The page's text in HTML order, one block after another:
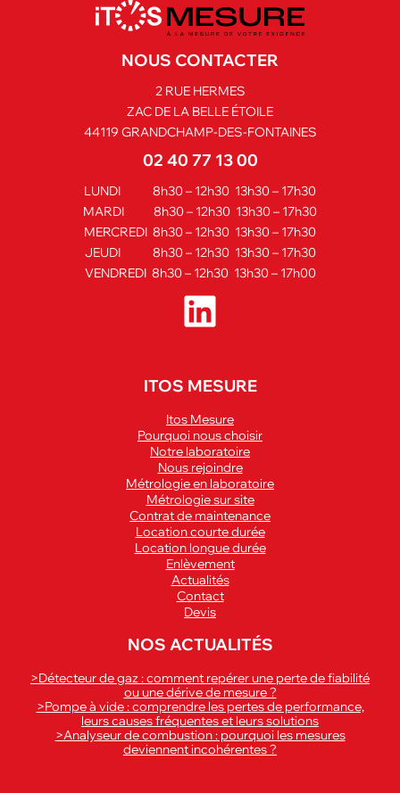
NOUS CONTACTER
2 RUE HERMES
ZAC DE LA BELLE ÉTOILE
44119 GRANDCHAMP-DES-FONTAINES
02 40 77 13 00
LUNDI 8h30 – 12h30 13h30 – 17h30
MARDI 8h30 – 12h30 13h30 – 17h30
MERCREDI 8h30 – 12h30 13h30 – 17h30
JEUDI 8h30 – 12h30 13h30 – 17h30
VENDREDI 8h30 – 12h30 13h30 – 17h00
ITOS MESURE
Itos Mesure
Pourquoi nous choisir
Notre laboratoire
Nous rejoindre
Métrologie en laboratoire
Métrologie sur site
Contrat de maintenance
Location courte durée
Location longue durée
Enlèvement
Actualités
Contact
Devis
NOS ACTUALITÉS
>Détecteur de gaz : comment repérer une perte de fiabilité
ou une dérive de mesure ?
>Pompe à vide : comprendre les pertes de performance,
leurs causes fréquentes et leurs solutions
>Analyseur de combustion : pourquoi les mesures
deviennent incohérentes ?